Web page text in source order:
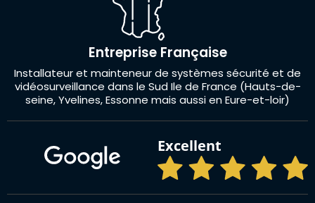
Entreprise Française
Installateur et mainteneur de systèmes sécurité et de
vidéosurveillance dans le Sud Ile de France (Hauts-de-
seine, Yvelines, Essonne mais aussi en Eure-et-loir)
Excellent